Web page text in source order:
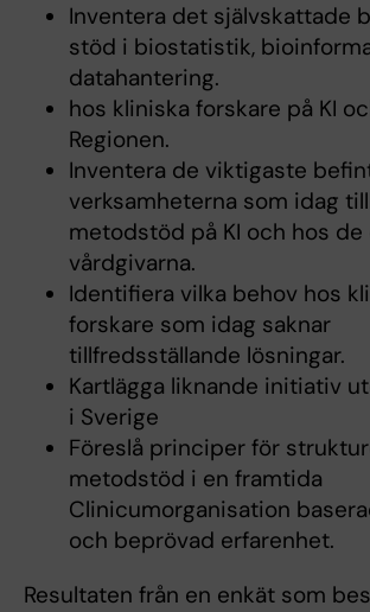
Inventera det självskattade
stöd i biostatistik,
datahantering.
hos kliniska forskare på KI
Regionen.
Inventera de viktigaste
verksamheterna som idag
metodstöd på KI och hos de
vårdgivarna.
Identifiera vilka behov hos
forskare som idag saknar
tillfredsställande lösningar.
Kartlägga liknande initiativ
i Sverige
Föreslå principer för
metodstöd i en framtida
Clinicumorganisation
och beprövad erfarenhet.
Resultaten från en enkät som